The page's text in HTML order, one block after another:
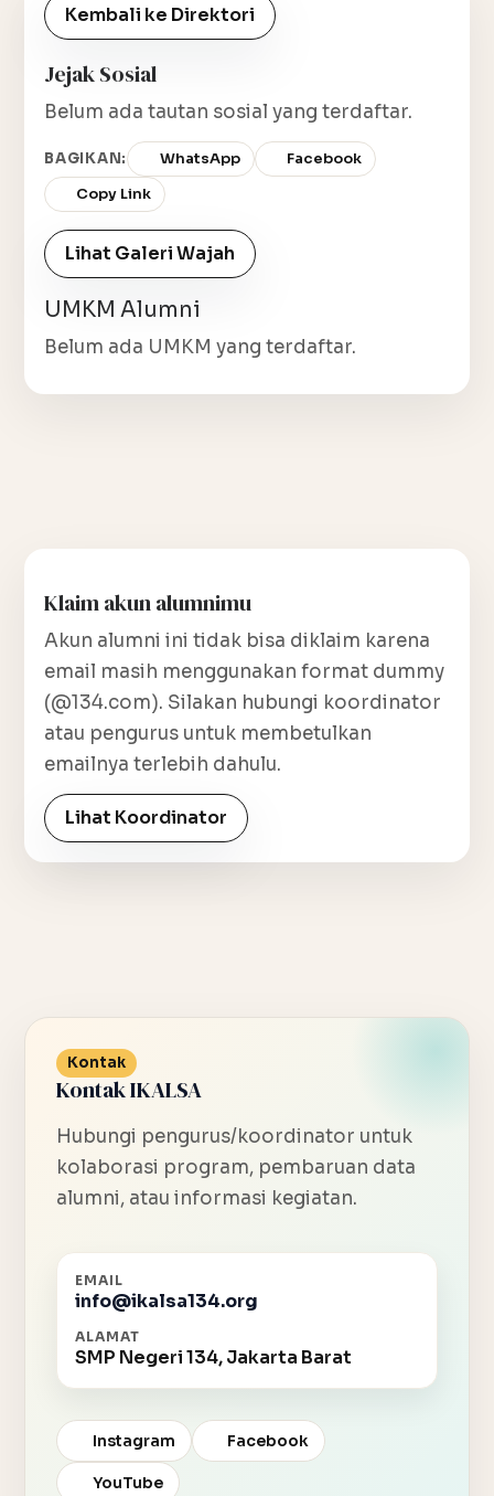
Kembali ke Direktori
Jejak Sosial
Belum ada tautan sosial yang terdaftar.
BAGIKAN: WhatsApp
Facebook
Copy Link
Lihat Galeri Wajah
UMKM Alumni
Belum ada UMKM yang terdaftar.
Klaim akun alumnimu
Akun alumni ini tidak bisa diklaim karena
email masih menggunakan format dummy
(@134.com). Silakan hubungi koordinator
atau pengurus untuk membetulkan
emailnya terlebih dahulu.
Lihat Koordinator
Kontak
Kontak IKALSA
Hubungi pengurus/koordinator untuk
kolaborasi program, pembaruan data
alumni, atau informasi kegiatan.
EMAIL
info@ikalsa134.org
ALAMAT
SMP Negeri 134, Jakarta Barat
Instagram Facebook
YouTube